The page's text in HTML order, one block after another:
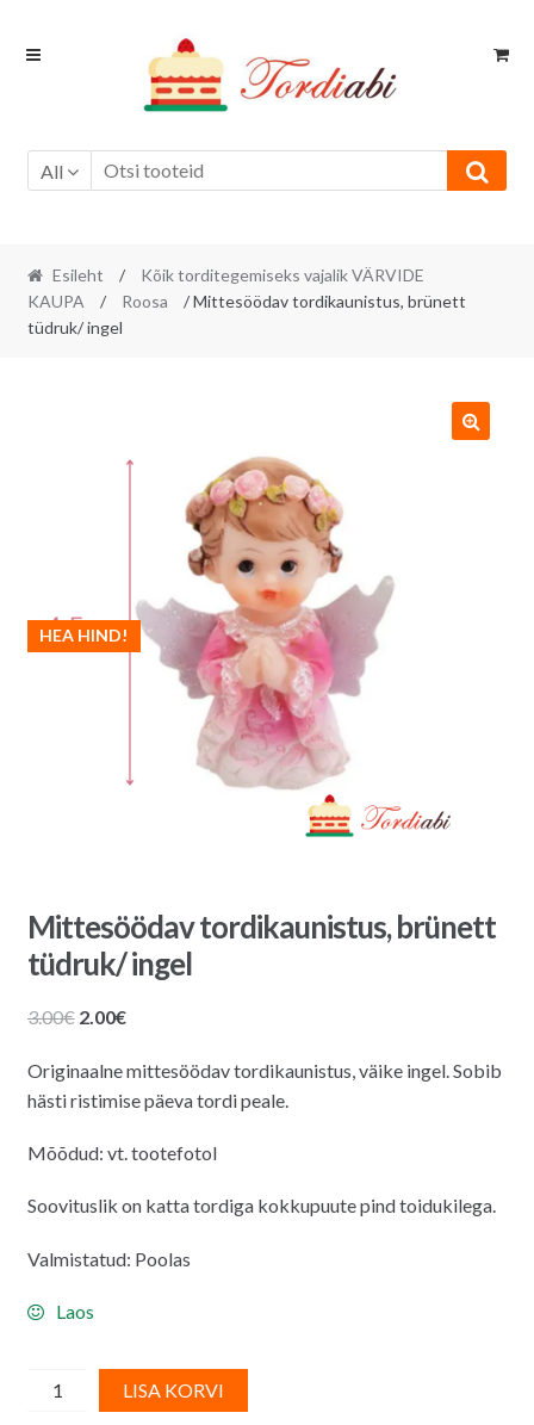
Skip
Skip
All
Esileht /
Kõik torditegemiseks vajalik VÄRVIDE
KAUPA
/ Roosa
/ Mittesöödav tordikaunistus, brünett
tüdruk/ ingel
HEA HIND!
Mittesöödav tordikaunistus, brünett
tüdruk/ ingel
3.00€ Algne
oli:
3.00€.
2.00€Praegune
on:
2.00€.
Originaalne mittesöödav tordikaunistus, väike ingel. Sobib
hästi ristimise päeva tordi peale.
Mõõdud: vt. tootefotol
Soovituslik on katta tordiga kokkupuute pind toidukilega.
Valmistatud: Poolas
Laos
Mittesöödav
tordikaunistus,
LISA KORVI